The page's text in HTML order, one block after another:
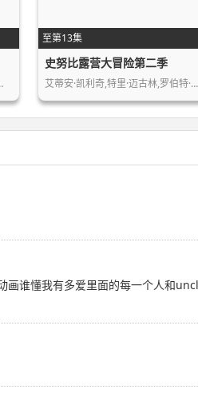
至第13集
史努比露营大冒险第二季
艾蒂安·凯利奇,特里·迈古林,罗伯特·…
谁懂我有多爱里面的每一个人和